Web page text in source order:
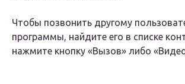
Чтобы позвонить другому
программы, найдите его в списке
нажмите кнопку «Вызов» либо